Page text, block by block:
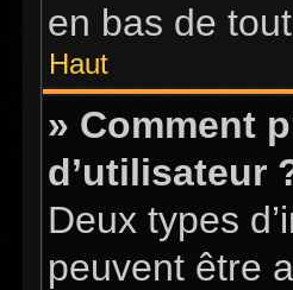
en bas de
Haut
» Comment
d’utilisateur
Deux types
peuvent être